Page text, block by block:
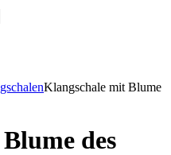
Klangschale mit Blume
des